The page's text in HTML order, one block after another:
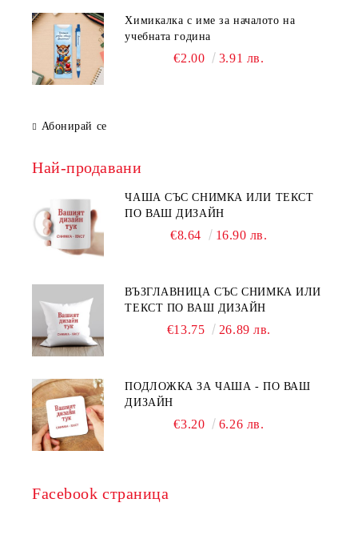
Химикалка с име за началото на
учебната година
€2.00 3.91 лв.
Абонирай се
Най-продавани
ЧАША СЪС СНИМКА ИЛИ ТЕКСТ
ПО ВАШ ДИЗАЙН
€8.64 16.90 лв.
ВЪЗГЛАВНИЦА СЪС СНИМКА ИЛИ
ТЕКСТ ПО ВАШ ДИЗАЙН
€13.75 26.89 лв.
ПОДЛОЖКА ЗА ЧАША - ПО ВАШ
ДИЗАЙН
€3.20 6.26 лв.
Facebook страница